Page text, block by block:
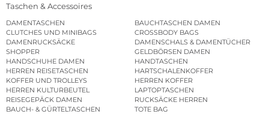
Taschen & Accessoires
DAMENTASCHEN
BAUCHTASCHEN DAMEN
CLUTCHES UND MINIBAGS
CROSSBODY BAGS
DAMENRUCKSÄCKE
DAMENSCHALS & DAMENTÜCHER
SHOPPER
GELDBÖRSEN DAMEN
HANDSCHUHE DAMEN
HANDTASCHEN
HERREN REISETASCHEN
HARTSCHALENKOFFER
KOFFER UND TROLLEYS
HERREN KOFFER
HERREN KULTURBEUTEL
LAPTOPTASCHEN
REISEGEPÄCK DAMEN
RUCKSÄCKE HERREN
BAUCH- & GÜRTELTASCHEN
TOTE BAG